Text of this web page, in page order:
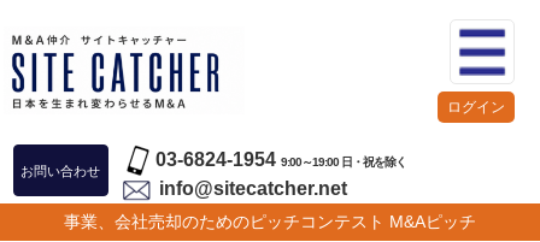
お問い合わせ
03-6824-1954 9:00～19:00 日・祝を除く
info@sitecatcher.net
事業、会社売却のためのピッチコンテスト M&Aピッチ
ログイン